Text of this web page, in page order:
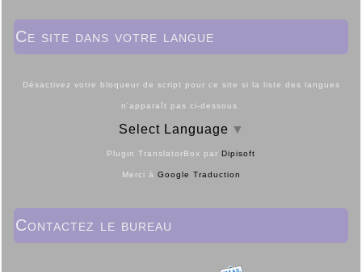
Ce site dans votre langue
Désactivez votre bloqueur de script pour ce site si la liste des langues
n'apparaît pas ci-dessous.
Select Language ▼
Plugin TranslatorBox par Dipisoft
Merci à Google Traduction
Contactez le bureau